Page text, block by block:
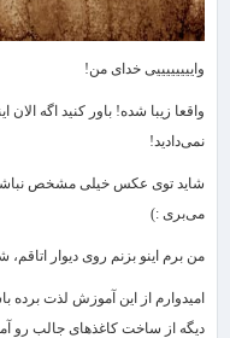
واییییییییی خدای من!
واقعا زیبا شده! باور كنید اگه
نمی‌دادید!
شاید توی عكس خیلی مشخص
می‌بری :)
من برم اینو بزنم روی دیوار اتاقم،
امیدوارم از این آموزش لذت برده
دیگه از ساخت كاغذهای جالب رو